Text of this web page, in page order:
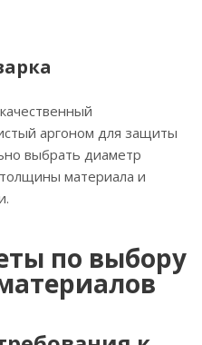
аргоном для защиты
выбрать диаметр
материала и
по выбору